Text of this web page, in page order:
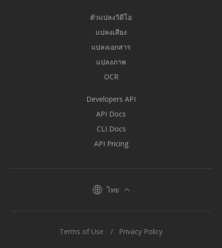
ตัวแปลงวิดีโอ
แปลงเสียง
แปลงเอกสาร
แปลงภาพ
OCR
Developers API
API Docs
CLI Docs
API Pricing
ไทย
Terms of Use Privacy Policy